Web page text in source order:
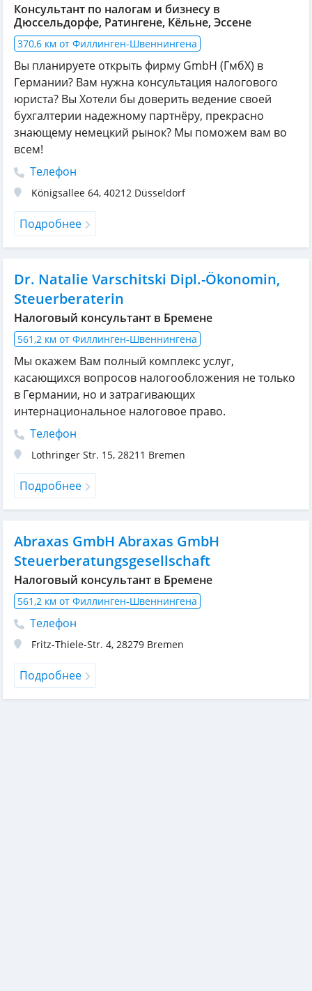
Консультант по налогам и бизнесу в
Дюссельдорфе, Ратингене, Кёльне, Эссене
370,6 км от Филлинген-Швеннингена
Вы планируете открыть фирму GmbH (ГмбХ) в
Германии? Вам нужна консультация налогового
юриста? Вы Хотели бы доверить ведение своей
бухгалтерии надежному партнёру, прекрасно
знающему немецкий рынок? Мы поможем вам во
всем!
Телефон
Königsallee 64, 40212 Düsseldorf
Подробнее
Dr. Natalie Varschitski Dipl.-Ökonomin,
Steuerberaterin
Налоговый консультант в Бремене
561,2 км от Филлинген-Швеннингена
Мы окажем Вам полный комплекс услуг,
касающихся вопросов налогообложения не только
в Германии, но и затрагивающих
интернациональное налоговое право.
Телефон
Lothringer Str. 15, 28211 Bremen
Подробнее
Abraxas GmbH Abraxas GmbH
Steuerberatungsgesellschaft
Налоговый консультант в Бремене
561,2 км от Филлинген-Швеннингена
Телефон
Fritz-Thiele-Str. 4, 28279 Bremen
Подробнее